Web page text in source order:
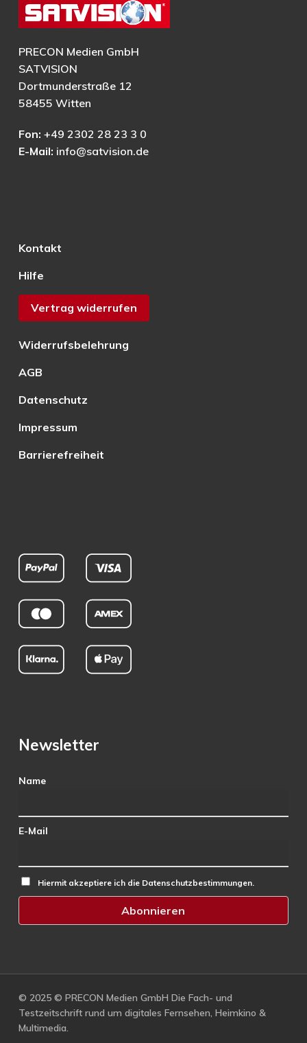
PRECON Medien GmbH
SATVISION
Dortmunderstraße 12
58455 Witten
Fon: +49 2302 28 23 3 0
E-Mail: info@satvision.de
Kontakt
Hilfe
Vertrag widerrufen
Widerrufsbelehrung
AGB
Datenschutz
Impressum
Barrierefreiheit
Newsletter
Name
E-Mail
Hiermit akzeptiere ich die Datenschutzbestimmungen.
© 2025 © PRECON Medien GmbH Die Fach- und
Testzeitschrift rund um digitales Fernsehen, Heimkino &
Multimedia.